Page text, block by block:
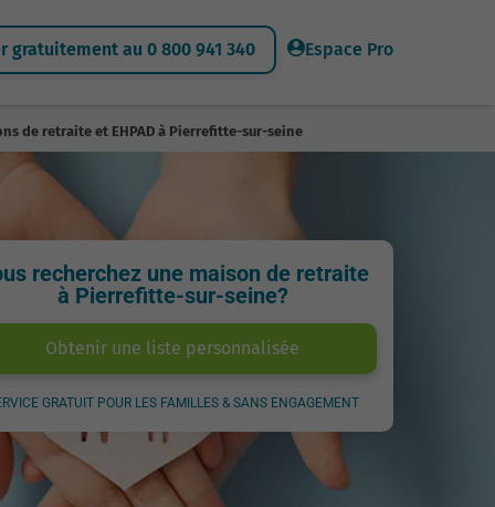
gratuitement au 0 800 941 340 Espace Pro
de retraite et EHPAD à Pierrefitte-sur-seine
recherchez une maison de retraite
à Pierrefitte-sur-seine?
Obtenir une liste personnalisée
GRATUIT POUR LES FAMILLES & SANS ENGAGEMENT